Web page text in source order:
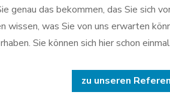
genau das bekommen, das Sie sich
wissen, was Sie von uns erwarten
Sie können sich hier schon
zu unseren